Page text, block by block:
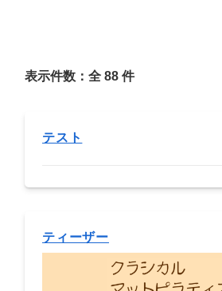
表示件数：全 88 件
テスト
ティーザー